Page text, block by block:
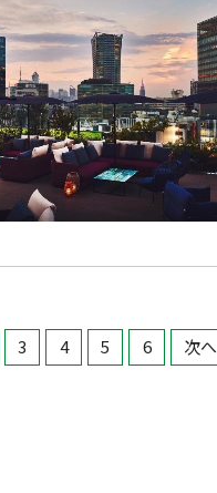
3 4 5 6 次へ